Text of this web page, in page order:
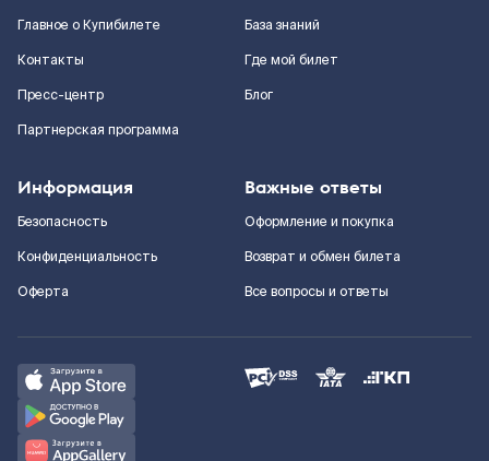
Главное о Купибилете
Контакты
Пресс-центр
Партнерская программа
База знаний
Где мой билет
Блог
Информация
Безопасность
Конфиденциальность
Оферта
Важные ответы
Оформление и покупка
Возврат и обмен билета
Все вопросы и ответы